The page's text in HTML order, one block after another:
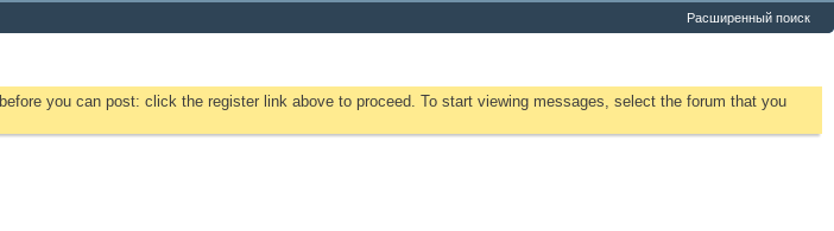
Расширенный поиск
before you can post: click the register link above to proceed. To start viewing messages, select the forum that you